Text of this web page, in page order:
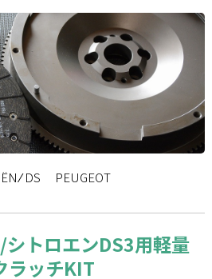
⁄ DS
PEUGEOT
トロエンDS3用軽量
ラッチKIT